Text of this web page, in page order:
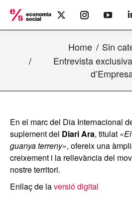
X
page
new
window
Instagram
page
in
new
window
page
in
new
window
Home
Sin
Entrevista
En el marc del Dia Internacional
suplement del Diari Ara, titulat
guanya terreny», ofereix una
creixement i la rellevància del
nostre territori.
Enllaç de laversió digital